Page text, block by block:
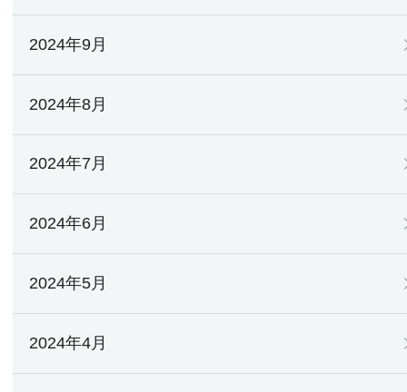
2024年9月
2024年8月
2024年7月
2024年6月
2024年5月
2024年4月